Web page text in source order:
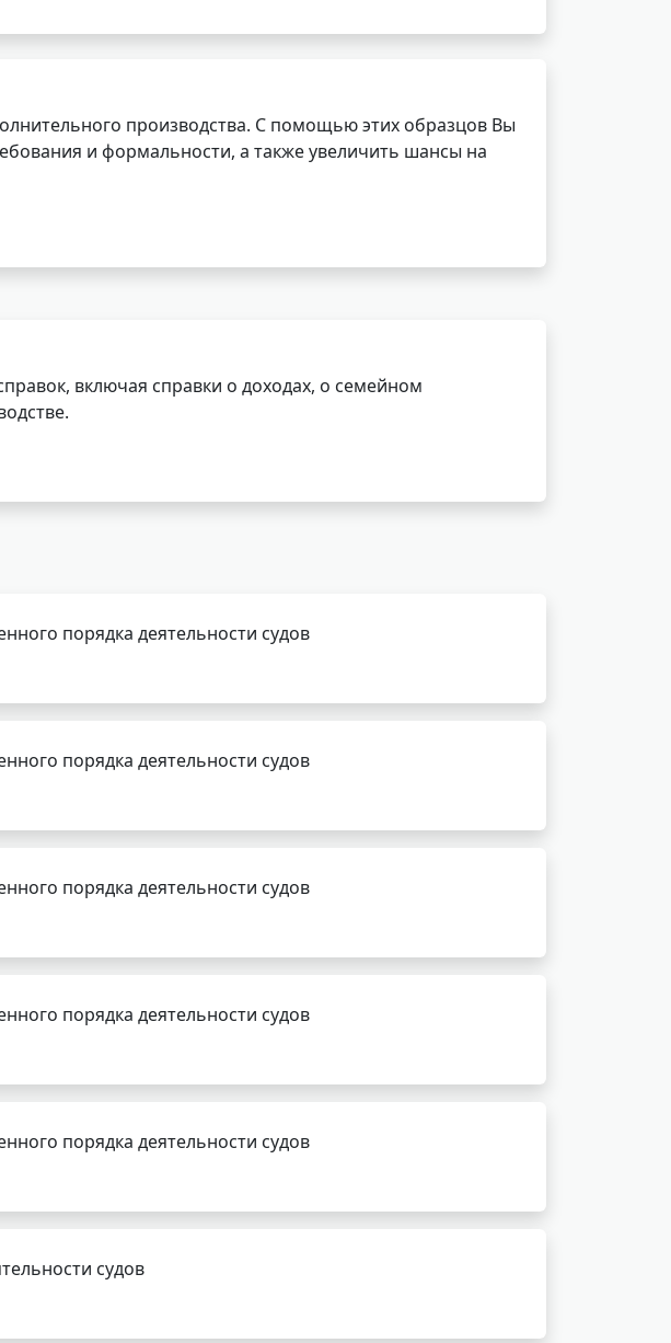
производства. С помощью этих образцов Вы
и формальности, а также увеличить шансы на
включая справки о доходах, о семейном
порядка деятельности судов
порядка деятельности судов
порядка деятельности судов
порядка деятельности судов
порядка деятельности судов
судов